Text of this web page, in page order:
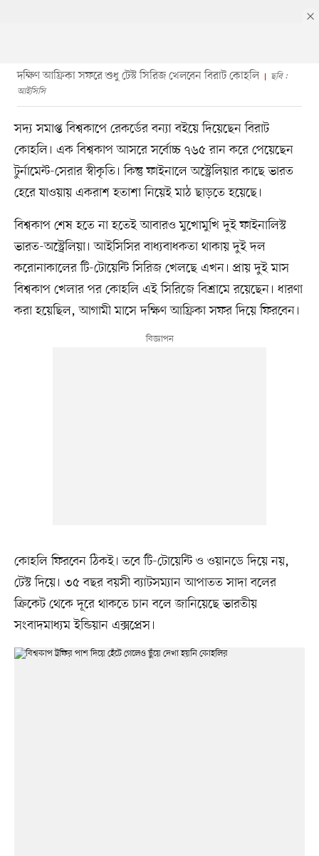
দক্ষিণ আফ্রিকা সফরে শুধু টেস্ট সিরিজ খেলবেন বিরাট কোহলি
ছবি :
আইসিসি
সদ্য সমাপ্ত বিশ্বকাপে রেকর্ডের বন্যা বইয়ে দিয়েছেন বিরাট
কোহলি। এক বিশ্বকাপ আসরে সর্বোচ্চ ৭৬৫ রান করে পেয়েছেন
টুর্নামেন্ট-সেরার স্বীকৃতি। কিন্তু ফাইনালে অস্ট্রেলিয়ার কাছে ভারত
হেরে যাওয়ায় একরাশ হতাশা নিয়েই মাঠ ছাড়তে হয়েছে।
বিশ্বকাপ শেষ হতে না হতেই আবারও মুখোমুখি দুই ফাইনালিস্ট
ভারত-অস্ট্রেলিয়া। আইসিসির বাধ্যবাধকতা থাকায় দুই দল
করোনাকালের টি-টোয়েন্টি সিরিজ খেলছে এখন। প্রায় দুই মাস
বিশ্বকাপ খেলার পর কোহলি এই সিরিজে বিশ্রামে রয়েছেন। ধারণা
করা হয়েছিল, আগামী মাসে দক্ষিণ আফ্রিকা সফর দিয়ে ফিরবেন।
কোহলি ফিরবেন ঠিকই। তবে টি-টোয়েন্টি ও ওয়ানডে দিয়ে নয়,
টেস্ট দিয়ে। ৩৫ বছর বয়সী ব্যাটসম্যান আপাতত সাদা বলের
ক্রিকেট থেকে দূরে থাকতে চান বলে জানিয়েছে ভারতীয়
সংবাদমাধ্যম ইন্ডিয়ান এক্সপ্রেস।